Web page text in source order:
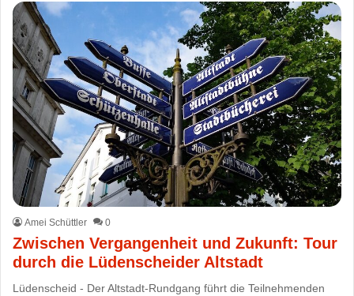
Amei Schüttler 0
Zwischen Vergangenheit und Zukunft: Tour
durch die Lüdenscheider Altstadt
Lüdenscheid - Der Altstadt-Rundgang führt die Teilnehmenden